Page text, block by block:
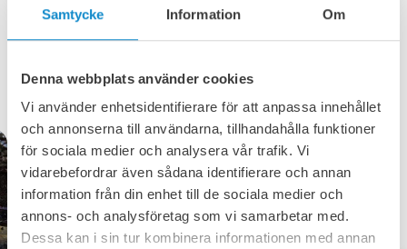
Samtycke Information Om
Denna webbplats använder cookies
Vi använder enhetsidentifierare för att anpassa innehållet
och annonserna till användarna, tillhandahålla funktioner
för sociala medier och analysera vår trafik. Vi
vidarebefordrar även sådana identifierare och annan
information från din enhet till de sociala medier och
annons- och analysföretag som vi samarbetar med.
Dessa kan i sin tur kombinera informationen med annan
Vi tillverkar alla våra siktdukar av stål av högsta kvalitet för
att säkerställa maximal hållbarhet och minimalt antal